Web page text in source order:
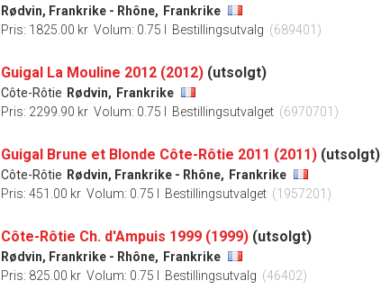
Rødvin, Frankrike - Rhône, Frankrike
Pris: 1825.00 kr Volum: 0.75 l Bestillingsutvalg (689401)
Guigal La Mouline 2012 (2012) (utsolgt)
Côte-Rôtie Rødvin, Frankrike
Pris: 2299.90 kr Volum: 0.75 l Bestillingsutvalget (6970701)
Guigal Brune et Blonde Côte-Rôtie 2011 (2011) (utsolgt)
Côte-Rôtie Rødvin, Frankrike - Rhône, Frankrike
Pris: 451.00 kr Volum: 0.75 l Bestillingsutvalget (1957201)
Côte-Rôtie Ch. d'Ampuis 1999 (1999) (utsolgt)
Rødvin, Frankrike - Rhône, Frankrike
Pris: 825.00 kr Volum: 0.75 l Bestillingsutvalg (46402)